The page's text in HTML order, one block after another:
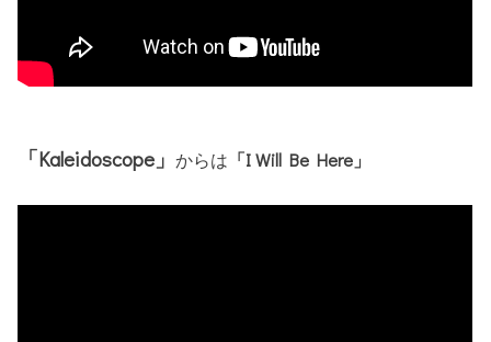
「Kaleidoscope」からは 「I Will Be Here」